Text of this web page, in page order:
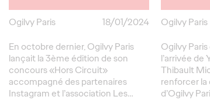
Ogilvy Paris
18/01/2024
En octobre dernier, Ogilvy Paris
lançait la 3ème édition de son
concours «Hors Circuit»
accompagné des partenaires
Instagram et l’association Les…
Ogilvy Paris
Ogilvy
l’arrivée
Thibault
renforcer
d’Ogilvy